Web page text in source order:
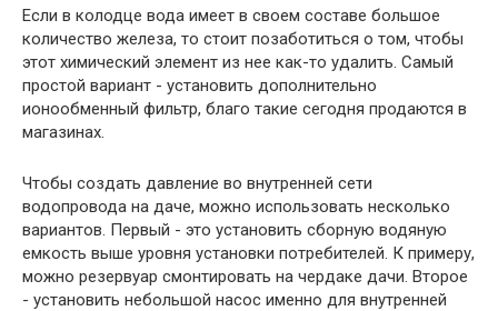
Если в колодце вода имеет в своем составе большое
количество железа, то стоит позаботиться о том, чтобы
этот химический элемент из нее как-то удалить. Самый
простой вариант - установить дополнительно
ионообменный фильтр, благо такие сегодня продаются в
магазинах.
Чтобы создать давление во внутренней сети
водопровода на даче, можно использовать несколько
вариантов. Первый - это установить сборную водяную
емкость выше уровня установки потребителей. К примеру,
можно резервуар смонтировать на чердаке дачи. Второе
- установить небольшой насос именно для внутренней